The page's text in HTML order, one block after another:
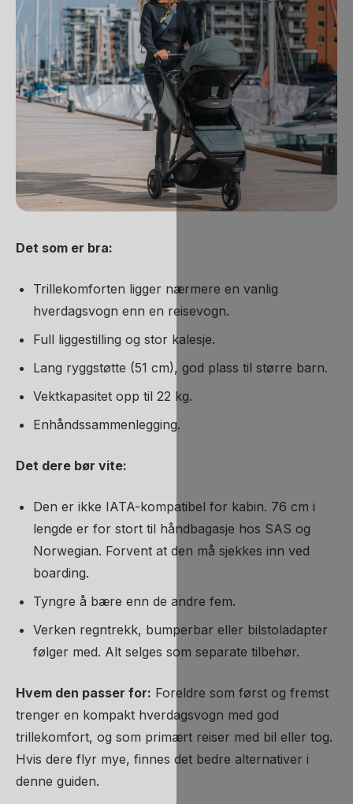
Det som er bra:
Trillekomforten ligger nærmere en vanlig
hverdagsvogn enn en reisevogn.
Full liggestilling og stor kalesje.
Lang ryggstøtte (51 cm), god plass til større barn.
Vektkapasitet opp til 22 kg.
Enhåndssammenlegging.
Det dere bør vite:
Den er ikke IATA-kompatibel for kabin. 76 cm i
lengde er for stort til håndbagasje hos SAS og
Norwegian. Forvent at den må sjekkes inn ved
boarding.
Tyngre å bære enn de andre fem.
Verken regntrekk, bumperbar eller bilstoladapter
følger med. Alt selges som separate tilbehør.
Hvem den passer for: Foreldre som først og fremst
trenger en kompakt hverdagsvogn med god
trillekomfort, og som primært reiser med bil eller tog.
Hvis dere flyr mye, finnes det bedre alternativer i
denne guiden.